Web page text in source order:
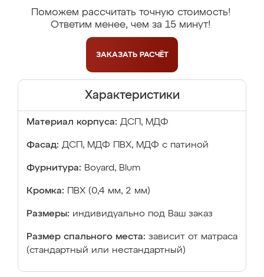
Поможем рассчитать точную стоимость!
Ответим менее, чем за 15 минут!
ЗАКАЗАТЬ РАСЧЁТ
Характеристики
Материал корпуса: ДСП, МДФ
Фасад: ДСП, МДФ ПВХ, МДФ с патиной
Фурнитура: Boyard, Blum
Кромка: ПВХ (0,4 мм, 2 мм)
Размеры: индивидуально под Ваш заказ
Размер спального места: зависит от матраса
(стандартный или нестандартный)